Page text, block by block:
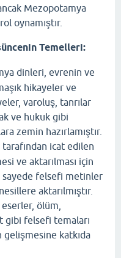
Mezopotamya
oynamıştır.
Temelleri:
dinleri, evrenin ve
hikayeler ve
varoluş, tanrılar
ve hukuk gibi
zemin hazırlamıştır.
icat edilen
ve aktarılması için
felsefi metinler
aktarılmıştır.
ölüm,
gibi felsefi temaları
katkıda